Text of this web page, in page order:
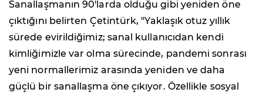
Sanallaşmanın 90'larda olduğu gibi yeniden öne
çıktığını belirten Çetintürk, "Yaklaşık otuz yıllık
sürede evirildiğimiz; sanal kullanıcıdan kendi
kimliğimizle var olma sürecinde, pandemi sonrası
yeni normallerimiz arasında yeniden ve daha
güçlü bir sanallaşma öne çıkıyor. Özellikle sosyal